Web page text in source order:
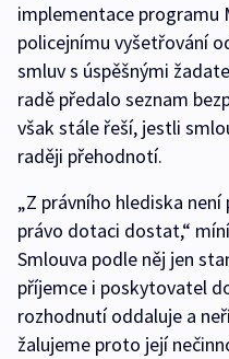
implementace programu
policejnímu vyšetřování
smluv s úspěšnými
radě předalo seznam
však stále řeší, jestli
raději přehodnotí.
„Z právního hlediska
právo dotaci dostat,“
Smlouva podle něj jen
příjemce i poskytovatel
rozhodnutí oddaluje a
žalujeme proto její